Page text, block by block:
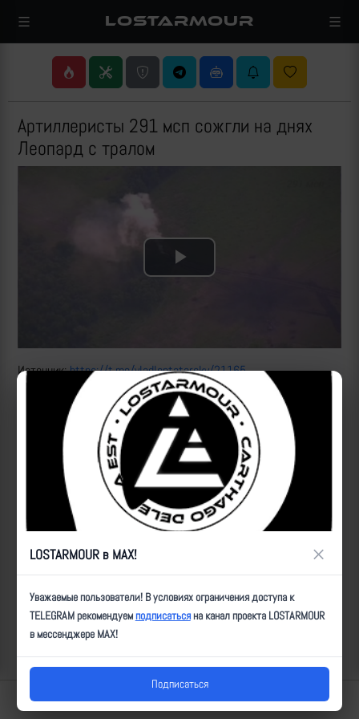
LOSTARMOUR
Артиллеристы 291 мсп сожгли на днях
Леопард с тралом
Play
Источник:https://t.me/vladlentatarsky/21165
2608 | Автор:Артем | Дата:2023-06-23 | Просмотров: 2428
Популярные за сегодня видео
Lostarmour | Carthago Delenda Est | 2014-2026
LOSTARMOUR в MAX! ×
Уважаемые пользователи! В условиях ограничения доступа к
TELEGRAM рекомендуемподписатьсяна канал проекта LOSTARMOUR
в мессенджере MAX!
Подписаться